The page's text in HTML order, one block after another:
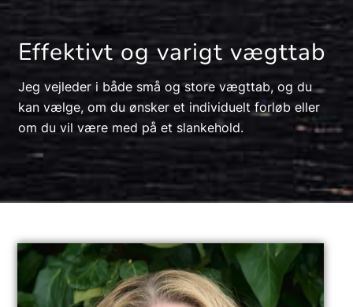
Effektivt og varigt vægttab
Jeg vejleder i både små og store vægttab, og du
kan vælge, om du ønsker et individuelt forløb eller
om du vil være med på et slankehold.